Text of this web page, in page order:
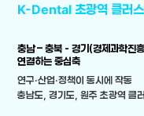
K-Dental 초광역 클러
충남 – 충북 - 경기(경제과학진
연결하는 중심축
연구·산업·정책이 동시에 작동
충남도, 경기도, 원주 초광역 클